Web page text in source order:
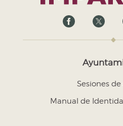
Sesiones
Manual de